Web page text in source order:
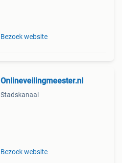
Bezoek website
Onlineveilingmeester.nl
Stadskanaal
Bezoek website